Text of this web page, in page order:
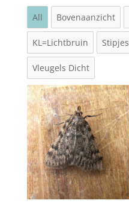
All Bovenaanzicht
KL=Lichtbruin Stipjes
Vleugels Dicht